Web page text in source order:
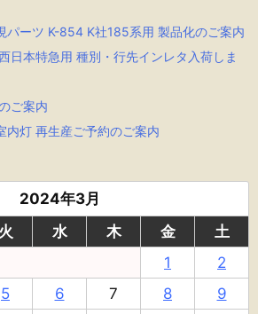
パーツ K-854 K社185系用 製品化のご案内
日本特急用 種別・行先インレタ入荷しま
ご案内
内灯 再生産ご予約のご案内
2024年3月
火 水 木 金
土
1
2
5 6 7 8
9